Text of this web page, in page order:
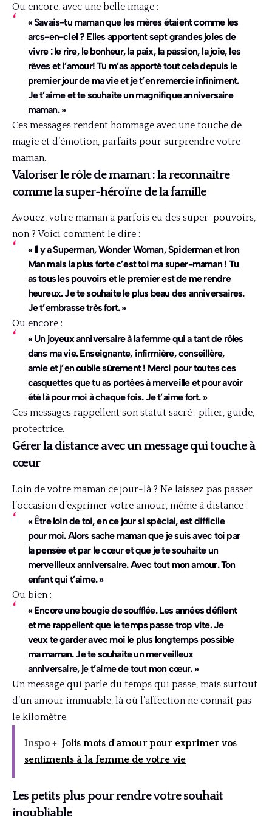
Ou encore, avec une belle image :
« Savais-tu maman que les mères étaient comme les
arcs-en-ciel ? Elles apportent sept grandes joies de
vivre : le rire, le bonheur, la paix, la passion, la joie, les
rêves et l’amour! Tu m’as apporté tout cela depuis le
premier jour de ma vie et je t’en remercie infiniment.
Je t’aime et te souhaite un magnifique anniversaire
maman. »
Ces messages rendent hommage avec une touche de
magie et d’émotion, parfaits pour surprendre votre
maman.
Valoriser le rôle de maman : la reconnaître
comme la super-héroïne de la famille
Avouez, votre maman a parfois eu des super-pouvoirs,
non ? Voici comment le dire :
« Il y a Superman, Wonder Woman, Spiderman et Iron
Man mais la plus forte c’est toi ma super-maman ! Tu
as tous les pouvoirs et le premier est de me rendre
heureux. Je te souhaite le plus beau des anniversaires.
Je t’embrasse très fort. »
Ou encore :
« Un joyeux anniversaire à la femme qui a tant de rôles
dans ma vie. Enseignante, infirmière, conseillère,
amie et j’en oublie sûrement ! Merci pour toutes ces
casquettes que tu as portées à merveille et pour avoir
été là pour moi à chaque fois. Je t’aime fort. »
Ces messages rappellent son statut sacré : pilier, guide,
protectrice.
Gérer la distance avec un message qui touche à
cœur
Loin de votre maman ce jour-là ? Ne laissez pas passer
l’occasion d’exprimer votre amour, même à distance :
« Être loin de toi, en ce jour si spécial, est difficile
pour moi. Alors sache maman que je suis avec toi par
la pensée et par le cœur et que je te souhaite un
merveilleux anniversaire. Avec tout mon amour. Ton
enfant qui t’aime. »
Ou bien :
« Encore une bougie de soufflée. Les années défilent
et me rappellent que le temps passe trop vite. Je
veux te garder avec moi le plus longtemps possible
ma maman. Je te souhaite un merveilleux
anniversaire, je t’aime de tout mon cœur. »
Un message qui parle du temps qui passe, mais surtout
d’un amour immuable, là où l’affection ne connaît pas
le kilomètre.
Inspo + Jolis mots d'amour pour exprimer vos
sentiments à la femme de votre vie
Les petits plus pour rendre votre souhait
inoubliable